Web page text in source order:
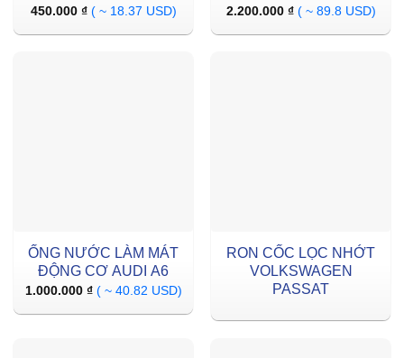
450.000 ₫ ( ~ 18.37 USD) 2.200.000 ₫ ( ~ 89.8 USD)
ỐNG NƯỚC LÀM MÁT
ĐỘNG CƠ AUDI A6
1.000.000 ₫ ( ~ 40.82 USD)
RON CỐC LỌC NHỚT
VOLKSWAGEN
PASSAT